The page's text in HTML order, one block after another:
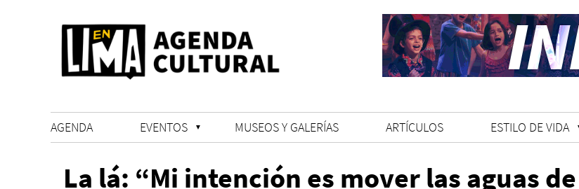
AGENDA EVENTOS MUSEOS Y GALERÍAS ARTÍCULOS ESTILO DE VIDA
La lá: “Mi intención es mover las aguas de